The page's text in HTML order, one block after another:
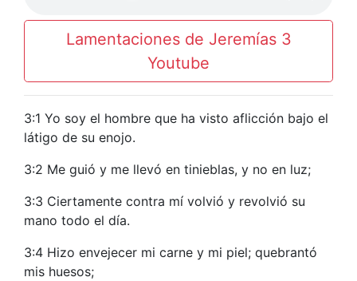
Lamentaciones de Jeremías 3
Youtube
3:1 Yo soy el hombre que ha visto aflicción bajo el
látigo de su enojo.
3:2 Me guió y me llevó en tinieblas, y no en luz;
3:3 Ciertamente contra mí volvió y revolvió su
mano todo el día.
3:4 Hizo envejecer mi carne y mi piel; quebrantó
mis huesos;